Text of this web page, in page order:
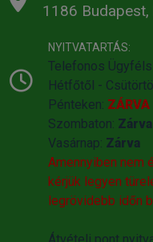
1186
NYITVATARTÁS:
Telefonos
Hétfőtől -
Pénteken: ZÁRVA
Szombaton: Zárva
Vasárnap: Zárva
Amennyiben nem
kérjük legyen
legrövidebb időn
Átvételi pont